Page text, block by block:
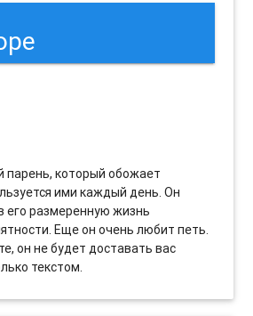
парень, который обожает
ими каждый день. Он
его размеренную жизнь
Еще он очень любит петь.
он не будет доставать вас
текстом.